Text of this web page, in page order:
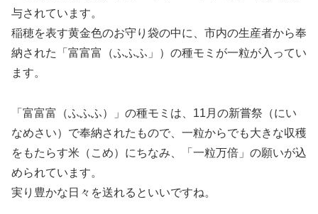
与されています。
稲穂を表す黄金色のお守り袋の中に、市内の生産者から奉
納された「富富富（ふふふ」）の種モミが一粒が入ってい
ます。
「富富富（ふふふ）」の種モミは、11月の新嘗祭（にい
なめさい）で奉納されたもので、一粒からでも大きな収穫
をもたらす米（こめ）にちなみ、「一粒万倍」の願いが込
められています。
実り豊かな日々を送れるといいですね。